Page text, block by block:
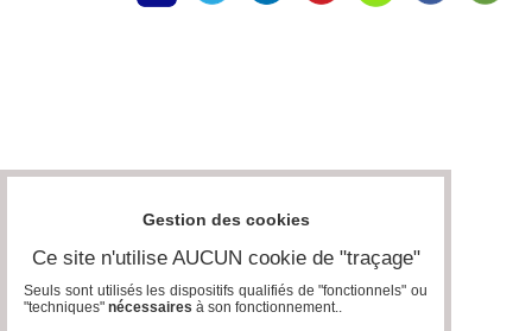
Gazette
Médias
groupe
Gestion des cookies
Ce site n'utilise AUCUN cookie de "traçage"
Seuls sont utilisés les dispositifs qualifiés de "fonctionnels" ou
"techniques" nécessaires à son fonctionnement..